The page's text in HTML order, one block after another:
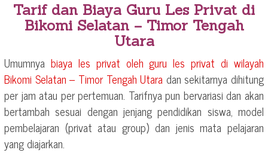
Tarif dan Biaya Guru Les Privat di
Bikomi Selatan – Timor Tengah
Utara
Umumnya biaya les privat oleh guru les privat di wilayah
Bikomi Selatan – Timor Tengah Utara dan sekitarnya dihitung
per jam atau per pertemuan. Tarifnya pun bervariasi dan akan
bertambah sesuai dengan jenjang pendidikan siswa, model
pembelajaran (privat atau group) dan jenis mata pelajaran
yang diajarkan.